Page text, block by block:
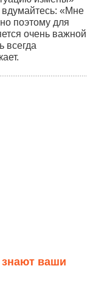
вдумайтесь: «Мне
поэтому для
очень важной
всегда
знают ваши